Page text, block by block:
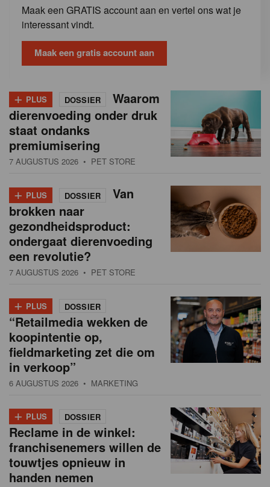
Maak een GRATIS account aan en vertel ons wat je
interessant vindt.
Maak een gratis account aan
+ PLUS DOSSIER
Waarom
dierenvoeding onder druk
staat ondanks
premiumisering
7 AUGUSTUS 2026 • PET STORE
+ PLUS DOSSIER
Van
brokken naar
gezondheidsproduct:
ondergaat dierenvoeding
een revolutie?
7 AUGUSTUS 2026 • PET STORE
+ PLUS DOSSIER
“Retailmedia wekken de
koopintentie op,
fieldmarketing zet die om
in verkoop”
6 AUGUSTUS 2026 • MARKETING
+ PLUS DOSSIER
Reclame in de winkel:
franchisenemers willen de
touwtjes opnieuw in
handen nemen